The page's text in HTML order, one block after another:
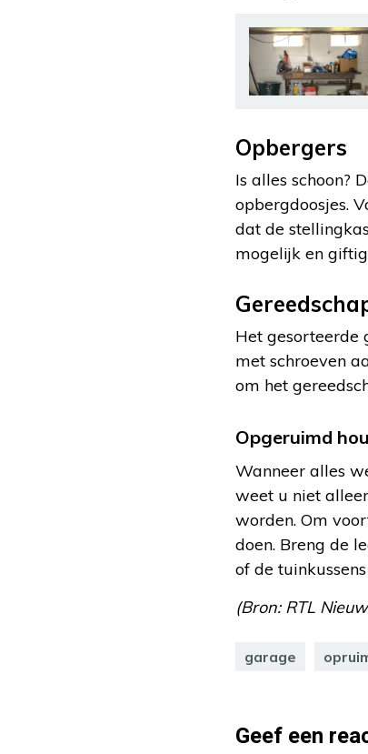
Opbergers
Is alles schoon?
opbergdoosjes.
dat de
mogelijk en
Het gesorteerde
met schroeven
om het
Opgeruimd
Wanneer alles
weet u niet
worden. Om
doen. Breng de
of de
(Bron:RTL
garage
Geef een